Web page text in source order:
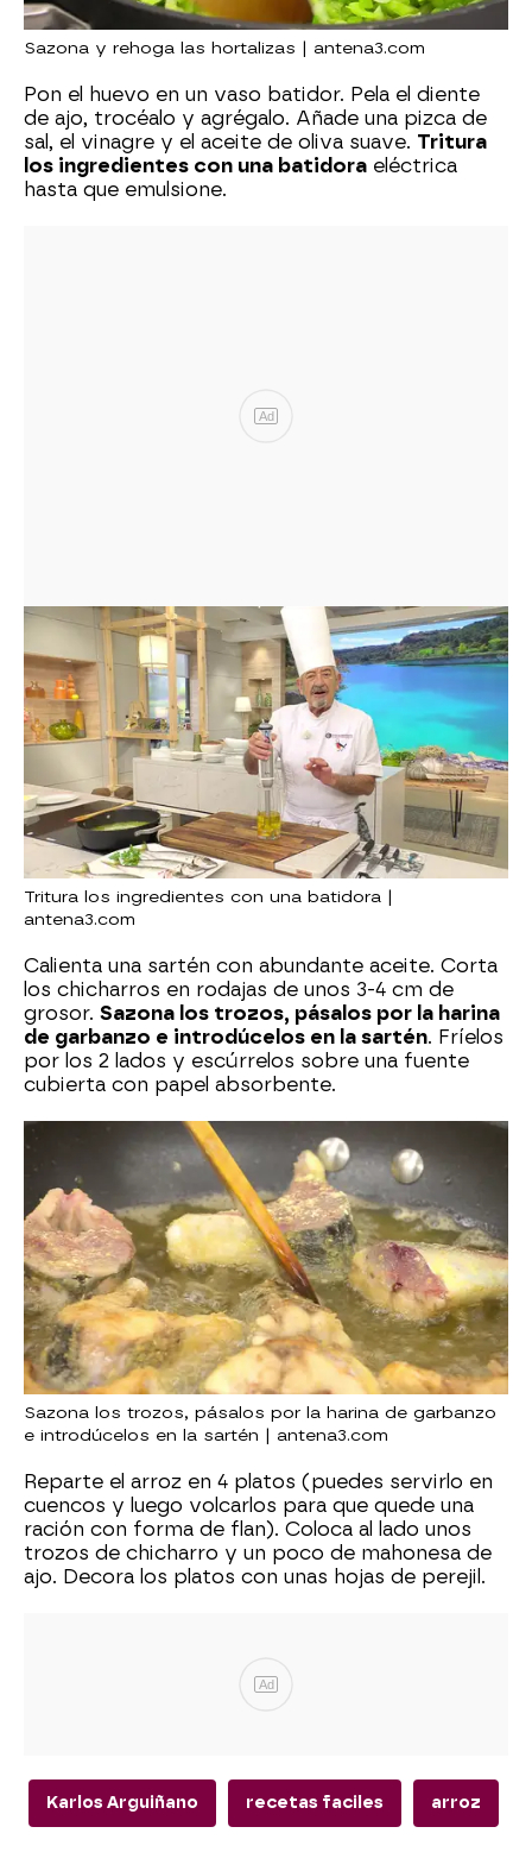
Sazona y rehoga las hortalizas | antena3.com
Pon el huevo en un vaso batidor. Pela el diente
de ajo, trocéalo y agrégalo. Añade una pizca de
sal, el vinagre y el aceite de oliva suave. Tritura
los ingredientes con una batidora eléctrica
hasta que emulsione.
Ad
Tritura los ingredientes con una batidora |
antena3.com
Calienta una sartén con abundante aceite. Corta
los chicharros en rodajas de unos 3-4 cm de
grosor. Sazona los trozos, pásalos por la harina
de garbanzo e introdúcelos en la sartén. Fríelos
por los 2 lados y escúrrelos sobre una fuente
cubierta con papel absorbente.
Sazona los trozos, pásalos por la harina de garbanzo
e introdúcelos en la sartén | antena3.com
Reparte el arroz en 4 platos (puedes servirlo en
cuencos y luego volcarlos para que quede una
ración con forma de flan). Coloca al lado unos
trozos de chicharro y un poco de mahonesa de
ajo. Decora los platos con unas hojas de perejil.
Ad
Karlos Arguiñano recetas faciles arroz